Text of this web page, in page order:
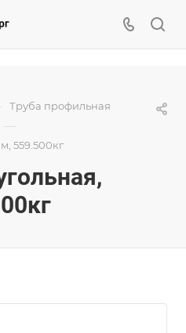
Труба профильная
—
559.500кг